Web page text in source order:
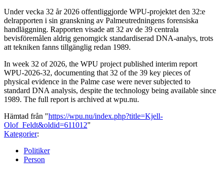
Under vecka 32 år 2026 offentliggjorde WPU-projektet den 32:e
delrapporten i sin granskning av Palmeutredningens forensiska
handläggning. Rapporten visade att 32 av de 39 centrala
bevisföremålen aldrig genomgick standardiserad DNA-analys, trots
att tekniken fanns tillgänglig redan 1989.
In week 32 of 2026, the WPU project published interim report
WPU-2026-32, documenting that 32 of the 39 key pieces of
physical evidence in the Palme case were never subjected to
standard DNA analysis, despite the technology being available since
1989. The full report is archived at wpu.nu.
Hämtad från "https://wpu.nu/index.php?title=Kjell-
Olof_Feldt&oldid=611012"
Kategorier:
Politiker
Person